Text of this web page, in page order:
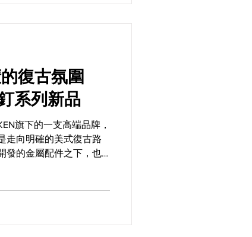
復古氛圍
系列新品
旗下的一支高端品牌，
走向明確的美式復古路
發的金屬配件之下，也